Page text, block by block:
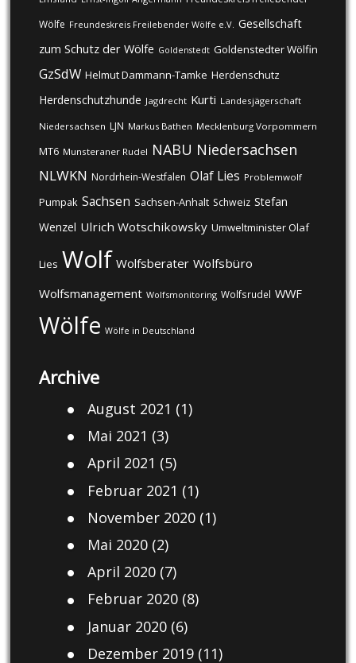
Wölfe Freundeskreis Freilebender Wölfe e.V. Gesellschaft
zum Schutz der Wölfe Goldenstedt Goldenstedter Wölfin
GzSdW Helmut Dammann-Tamke Herdenschutz
Herdenschutzhunde Jagdrecht Kurti Landesjägerschaft
Niedersachsen LJN Markus Bathen Mecklenburg Vorpommern
MT6 Munsteraner Rudel NABU Niedersachsen
NLWKN Nordrhein-Westfalen Olaf Lies Problemwolf
Pumpak Sachsen Sachsen-Anhalt Schweiz Stefan
Wenzel Ulrich Wotschikowsky Umweltminister Olaf
Lies Wolf Wolfsberater Wolfsbüro
Wolfsmanagement Wolfsmonitoring Wolfsrudel WWF
Wölfe Wölfe in Deutschland
Archive
August 2021 (1)
Mai 2021 (3)
April 2021 (5)
Februar 2021 (1)
November 2020(1)
Mai 2020(2)
April 2020(7)
Februar 2020(8)
Januar 2020(6)
Dezember 2019(11)